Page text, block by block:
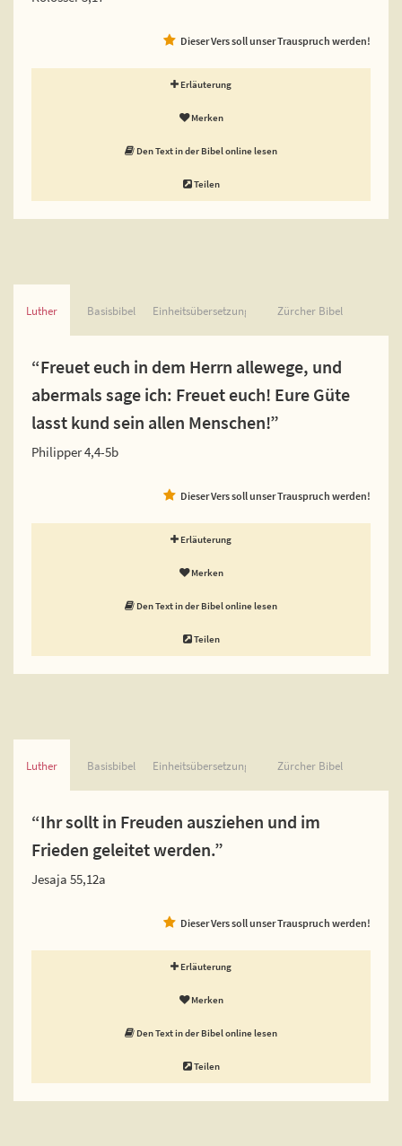
Dieser Vers soll unser Trauspruch werden!
Erläuterung
Merken
Den Text in der Bibel online lesen
Teilen
Luther Basisbibel Einheitsübersetzung Zürcher Bibel
“Freuet euch in dem Herrn allewege, und
abermals sage ich: Freuet euch! Eure Güte
lasst kund sein allen Menschen!”
Philipper 4,4-5b
Dieser Vers soll unser Trauspruch werden!
Erläuterung
Merken
Den Text in der Bibel online lesen
Teilen
Luther Basisbibel Einheitsübersetzung Zürcher Bibel
“Ihr sollt in Freuden ausziehen und im
Frieden geleitet werden.”
Jesaja 55,12a
Dieser Vers soll unser Trauspruch werden!
Erläuterung
Merken
Den Text in der Bibel online lesen
Teilen